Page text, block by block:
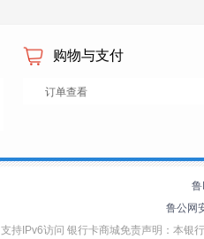
购物与支付
订单查看
鲁公网
支持IPv6访问 银行卡商城免责声明：本银